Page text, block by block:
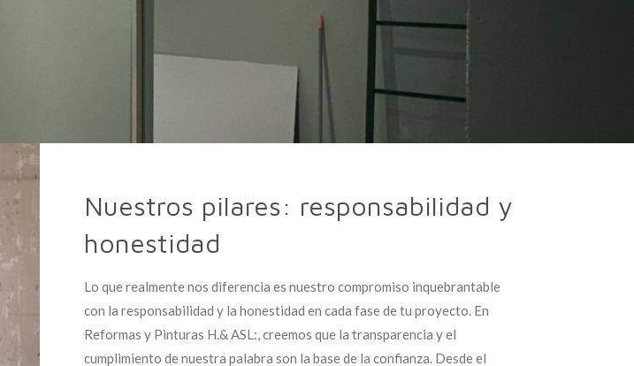
Nuestros pilares: responsabilidad y
honestidad
Lo que realmente nos diferencia es nuestro compromiso inquebrantable
con la responsabilidad y la honestidad en cada fase de tu proyecto. En
Reformas y Pinturas H.& ASL:, creemos que la transparencia y el
cumplimiento de nuestra palabra son la base de la confianza. Desde el